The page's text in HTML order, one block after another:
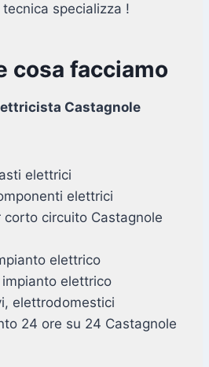
specializza !
cosa facciamo
Castagnole
elettrici
elettrici
corto circuito Castagnole
elettrico
elettrico
elettrodomestici
24 ore su 24 Castagnole